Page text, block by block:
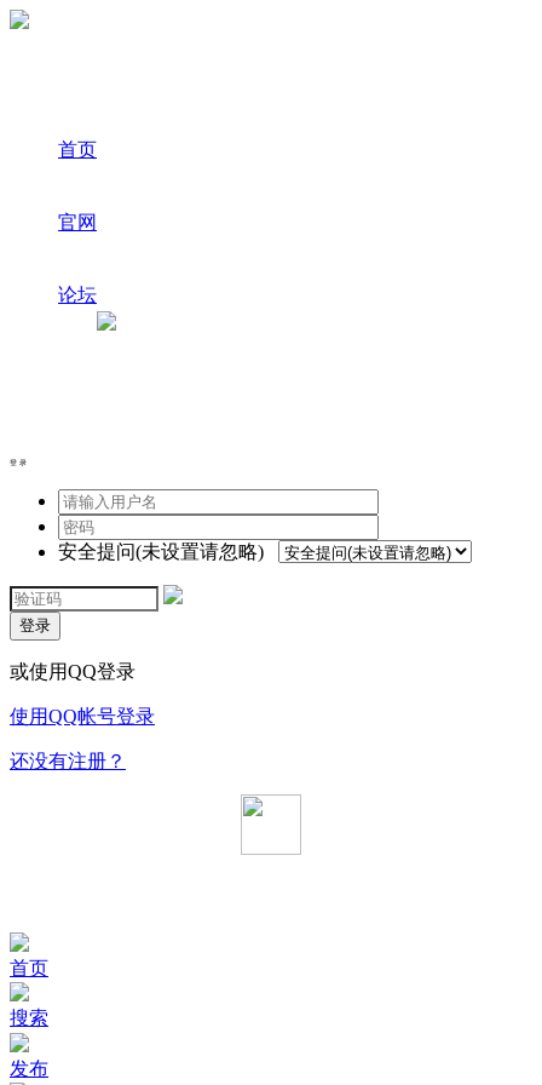
首页
官网
论坛
登录
安全提问(未设置请忽略)
登录
或使用QQ登录
使用QQ帐号登录
还没有注册？
首页
搜索
发布